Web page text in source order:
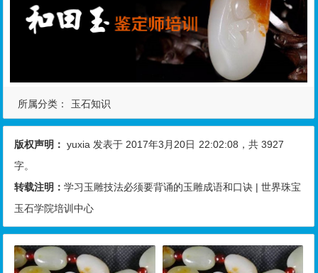
所属分类： 玉石知识
版权声明： yuxia 发表于 2017年3月20日 22:02:08 ，共 3927
字。
转载注明：学习玉雕技法必须要背诵的玉雕成语和口诀 | 世界珠宝
玉石学院培训中心